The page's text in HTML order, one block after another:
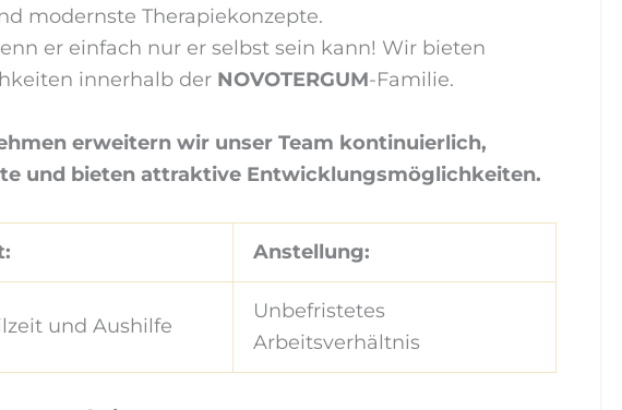
modernste Therapiekonzepte.
er einfach nur er selbst sein kann! Wir bieten
innerhalb der NOVOTERGUM-Familie.
erweitern wir unser Team kontinuierlich,
und bieten attraktive Entwicklungsmöglichkeiten.
Anstellung:
und Aushilfe
Unbefristetes
Arbeitsverhältnis